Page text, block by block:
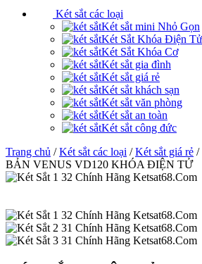
Két sắt các loại
Két sắt mini Nhỏ Gọn
Két Sắt Khóa Điện Tử
Két Sắt Khóa Cơ
Két sắt gia đình
Két sắt giá rẻ
Két sắt khách sạn
Két sắt văn phòng
Két sắt an toàn
Két sắt công đức
Trang chủ /Két sắt các loại /Két sắt giá rẻ /
BẢN VENUS VD120 KHÓA ĐIỆN TỬ